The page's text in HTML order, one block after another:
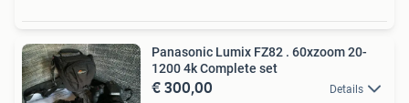
Panasonic Lumix FZ82 . 60xzoom 20-
1200 4k Complete set
€ 300,00 Details